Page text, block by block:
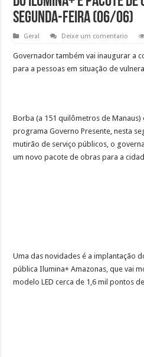
segunda-feira (06/06)
Geral Deixe um comentario
Governador também vai inaugurar a
para a pessoas em situação de
Borba (a 151 quilômetros de
programa Governo Presente, nesta
mutirão de serviço públicos, o
um novo pacote de obras para a
Uma das novidades é a implantação
pública Ilumina+ Amazonas, que vai
modelo LED cerca de 1,6 mil pontos